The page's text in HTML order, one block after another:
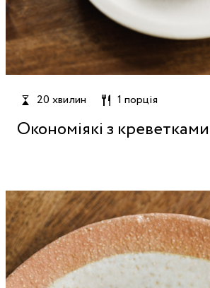
20 хвилин 1 порція
Окономіякі з